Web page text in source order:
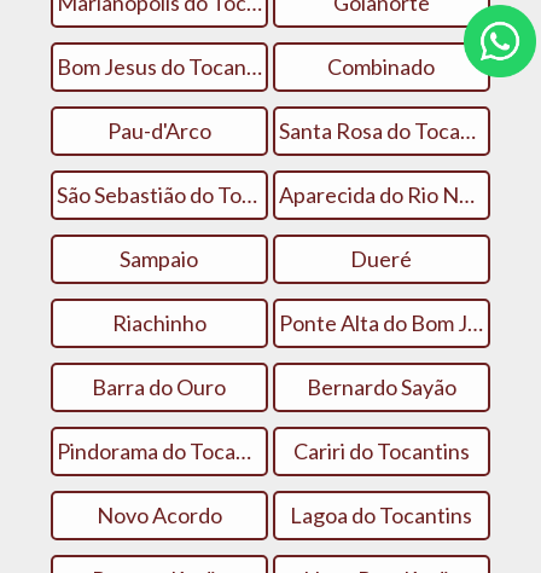
Bom Jesus do Tocantins Combinado
Pau-d'Arco Santa Rosa do Tocantins
São Sebastião do Tocantins Aparecida do Rio Negro
Sampaio Dueré
Riachinho Ponte Alta do Bom Jesus
Barra do Ouro Bernardo Sayão
Pindorama do Tocantins Cariri do Tocantins
Novo Acordo Lagoa do Tocantins